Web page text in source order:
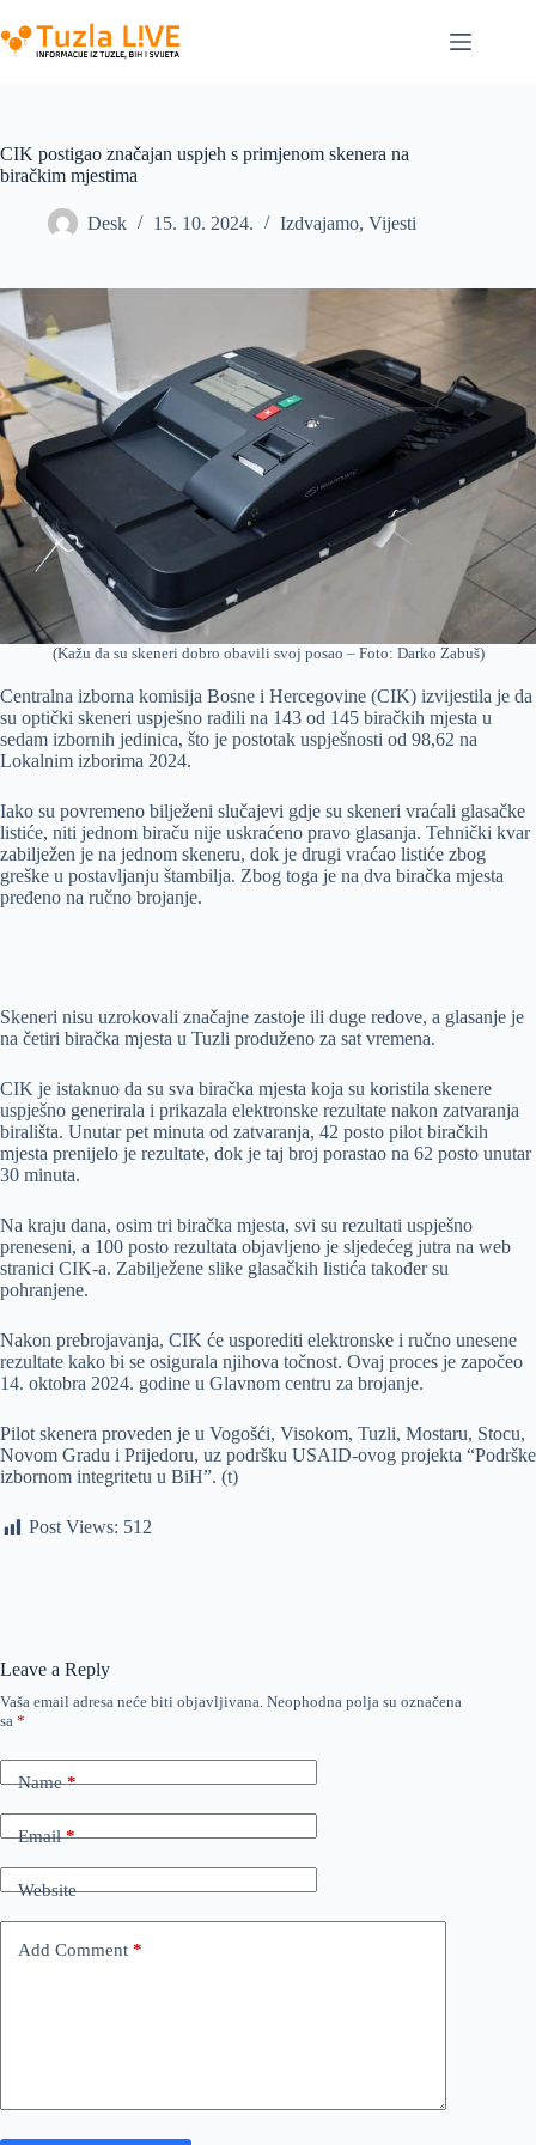
to
content
CIK postigao značajan uspjeh s primjenom skenera na
biračkim mjestima
Desk 15. 10. 2024. Izdvajamo, Vijesti
(Kažu da su skeneri dobro obavili svoj posao – Foto: Darko Zabuš)
Centralna izborna komisija Bosne i Hercegovine (CIK) izvijestila je da
su optički skeneri uspješno radili na 143 od 145 biračkih mjesta u
sedam izbornih jedinica, što je postotak uspješnosti od 98,62 na
Lokalnim izborima 2024.
Iako su povremeno bilježeni slučajevi gdje su skeneri vraćali glasačke
listiće, niti jednom biraču nije uskraćeno pravo glasanja. Tehnički kvar
zabilježen je na jednom skeneru, dok je drugi vraćao listiće zbog
greške u postavljanju štambilja. Zbog toga je na dva biračka mjesta
pređeno na ručno brojanje.
Skeneri nisu uzrokovali značajne zastoje ili duge redove, a glasanje je
na četiri biračka mjesta u Tuzli produženo za sat vremena.
CIK je istaknuo da su sva biračka mjesta koja su koristila skenere
uspješno generirala i prikazala elektronske rezultate nakon zatvaranja
birališta. Unutar pet minuta od zatvaranja, 42 posto pilot biračkih
mjesta prenijelo je rezultate, dok je taj broj porastao na 62 posto unutar
30 minuta.
Na kraju dana, osim tri biračka mjesta, svi su rezultati uspješno
preneseni, a 100 posto rezultata objavljeno je sljedećeg jutra na web
stranici CIK-a. Zabilježene slike glasačkih listića također su
pohranjene.
Nakon prebrojavanja, CIK će usporediti elektronske i ručno unesene
rezultate kako bi se osigurala njihova točnost. Ovaj proces je započeo
14. oktobra 2024. godine u Glavnom centru za brojanje.
Pilot skenera proveden je u Vogošći, Visokom, Tuzli, Mostaru, Stocu,
Novom Gradu i Prijedoru, uz podršku USAID-ovog projekta “Podrške
izbornom integritetu u BiH”. (t)
Post Views: 512
Leave a Reply
Vaša email adresa neće biti objavljivana. Neophodna polja su označena
sa *
Name*
Email*
Website
Add Comment *